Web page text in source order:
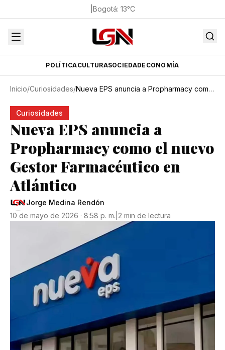
Bogotá: 13°C
POLÍTICACULTURASOCIEDADECONOMÍA
Inicio/Curiosidades/ Nueva EPS anuncia a Propharmacy como el nuevo Gestor Farmacéutico en Atlántico
Curiosidades
Nueva EPS anuncia a
Propharmacy como el nuevo
Gestor Farmacéutico en
Atlántico
Jorge Medina Rendón
10 de mayo de 2026 · 8:58 p. m. 2 min de lectura